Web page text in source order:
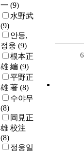
一 (9)
水野武
(9)
안등,
정웅 (9)
根本正
雄 編 (9)
平野正
雄 著 (8)
수야무
(8)
岡見正
雄 校注
(8)
정웅일
6